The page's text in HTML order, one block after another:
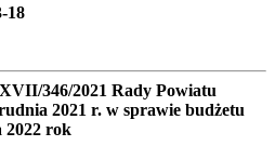
18
346/2021 Rady Powiatu
2021 r. w sprawie budżetu
2022 rok